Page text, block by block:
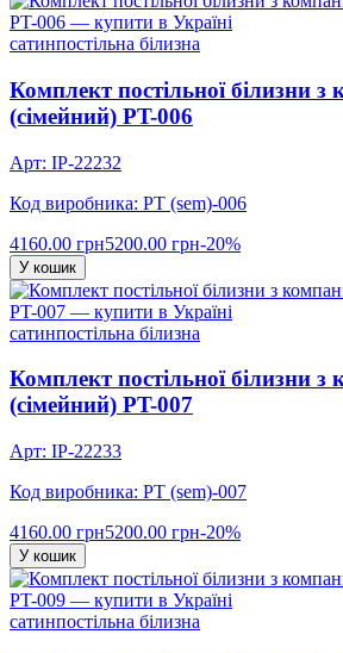
сатинпостільна білизна
Комплект постільної білизни
(сімейний) PT-006
Арт: IP-22232
Код виробника: PT (sem)-006
4160.00 грн5200.00 грн-20%
У кошик
сатинпостільна білизна
Комплект постільної білизни
(сімейний) PT-007
Арт: IP-22233
Код виробника: PT (sem)-007
4160.00 грн5200.00 грн-20%
У кошик
сатинпостільна білизна